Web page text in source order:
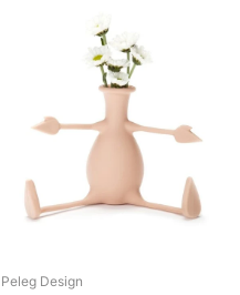
Peleg Design